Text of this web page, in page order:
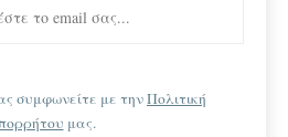
συμφωνείτε με τηνΠολιτική
μας.